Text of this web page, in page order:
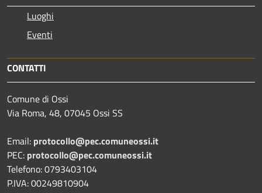
Luoghi
Eventi
CONTATTI
Comune di Ossi
Via Roma, 48, 07045 Ossi SS
Email: protocollo@pec.comuneossi.it
PEC: protocollo@pec.comuneossi.it
Telefono: 0793403104
P.IVA: 00249810904